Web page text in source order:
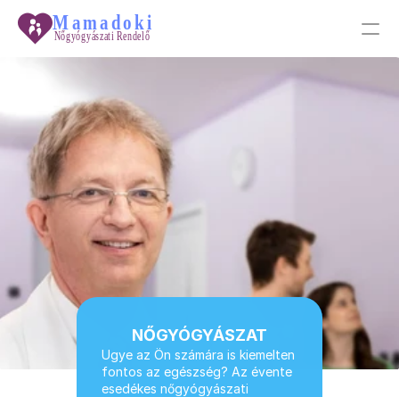
Főoldal
Tudástár
Design
Content
Publish
NŐGYÓGYÁSZAT
Ugye az Ön számára is kiemelten
fontos az egészség? Az évente
esedékes nőgyógyászati